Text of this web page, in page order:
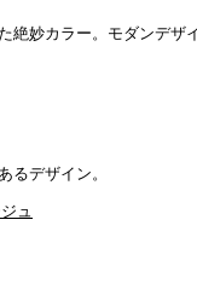
絶妙カラー。モダンデザ
るデザイン。